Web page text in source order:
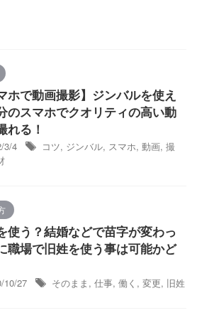
ホで動画撮影】ジンバルを使え
のスマホでクオリティの高い動
れる！
3/4 コツ, ジンバル, スマホ, 動画, 撮
使う？結婚などで苗字が変わっ
職場で旧姓を使う事は可能かど
10/27 そのまま , 仕事, 働く , 変更, 旧姓